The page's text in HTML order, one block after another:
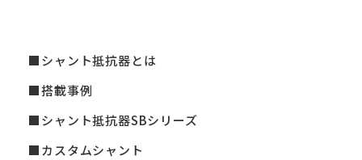
シャント抵抗器とは
搭載事例
シャント抵抗器SBシリーズ
カスタムシャント